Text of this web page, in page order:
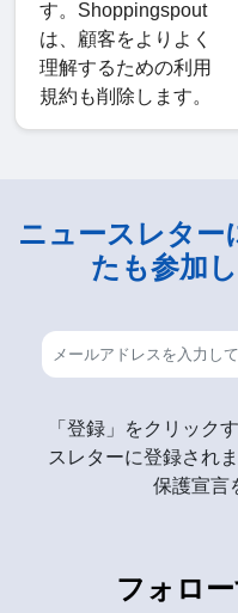
す。Shoppingspout
は、顧客をよりよく
理解するための利用
規約も削除します。
ニュースレター
たも参加
「登録」をクリック
スレターに登録され
保護宣言
フォロ